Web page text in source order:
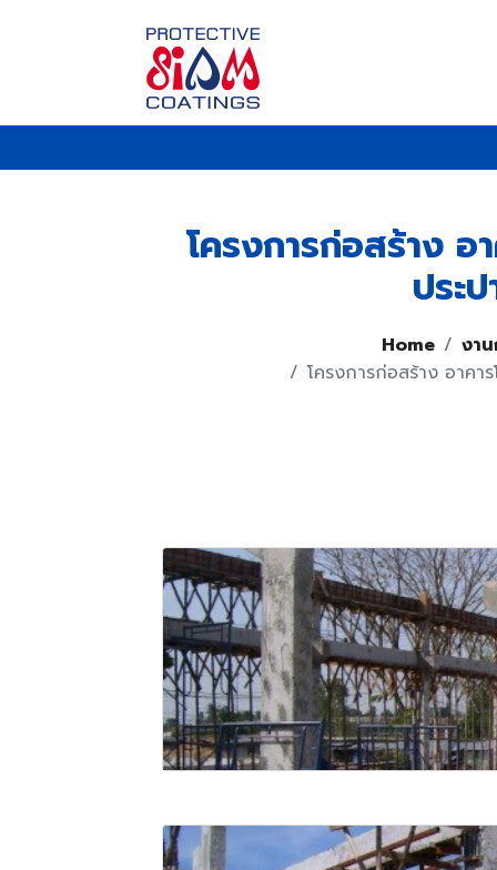
โครงการก่อสร้าง อ
ประ
Home
งา
โครงการก่อสร้าง อาคา